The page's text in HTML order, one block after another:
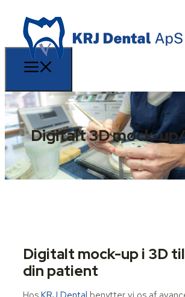
Digitalt 3D mock-
Digitalt mock-up i 3D
din patient